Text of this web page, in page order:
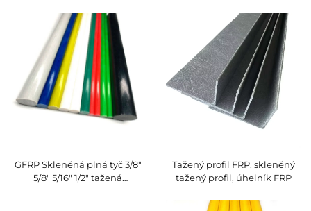
konstrukce
GFRP Skleněná plná tyč 3/8"
5/8" 5/16" 1/2" tažená
Tažený profil FRP, skleněný
tažený profil, úhelník FRP